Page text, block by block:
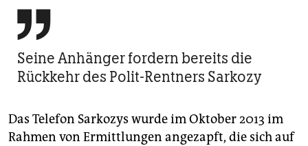

Seine Anhänger fordern bereits die
Rückkehr des Polit-Rentners Sarkozy
Das Telefon Sarkozys wurde im Oktober 2013 im
Rahmen von Ermittlungen angezapft, die sich auf